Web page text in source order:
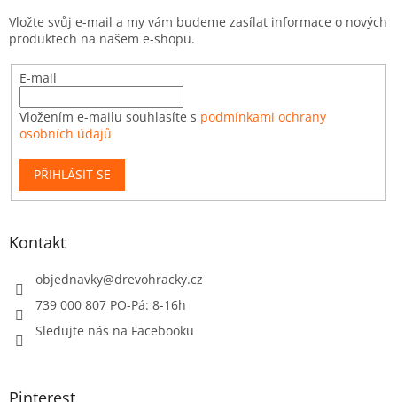
Vložte svůj e-mail a my vám budeme zasílat informace o nových
produktech na našem e-shopu.
E-mail
Vložením e-mailu souhlasíte s podmínkami ochrany
osobních údajů
PŘIHLÁSIT SE
Kontakt
objednavky@drevohracky.cz
739 000 807 PO-Pá: 8-16h
Sledujte nás na Facebooku